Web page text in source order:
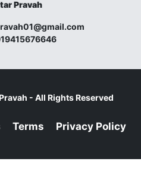
Pravah
- All Rights Reserved
Terms Privacy Policy